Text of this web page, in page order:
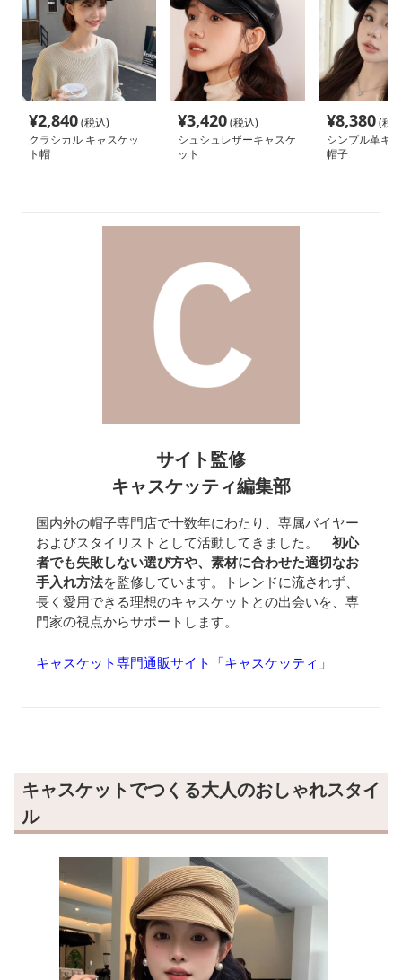
¥2,840(税込)
クラシカル キャスケッ
ト帽
¥3,420(税込)
シュシュレザーキャスケ
ット
¥8,380(税
シンプル革キ
帽子
サイト監修
キャスケッティ編集部
国内外の帽子専門店で十数年にわたり、専属バイヤー
およびスタイリストとして活動してきました。
初心
者でも失敗しない選び方や、素材に合わせた適切なお
手入れ方法を監修しています。トレンドに流されず、
長く愛用できる理想のキャスケットとの出会いを、専
門家の視点からサポートします。
キャスケット専門通販サイト「キャスケッティ 」
キャスケットでつくる大人のおしゃれスタイ
ル